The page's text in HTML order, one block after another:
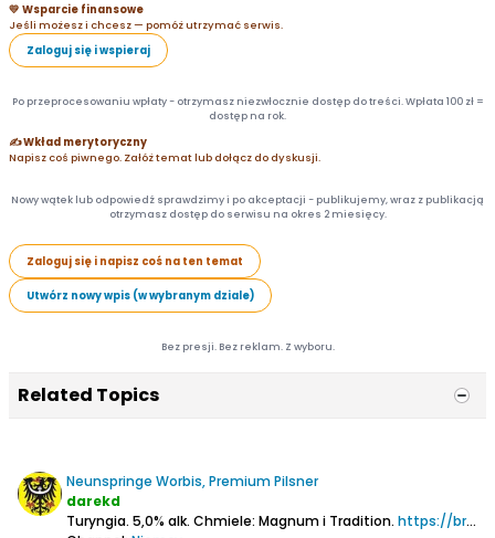
💛 Wsparcie finansowe
Jeśli możesz i chcesz — pomóż utrzymać serwis.
Zaloguj się i wspieraj
Po przeprocesowaniu wpłaty - otrzymasz niezwłocznie dostęp do treści. Wpłata 100 zł =
dostęp na rok.
✍️ Wkład merytoryczny
Napisz coś piwnego. Załóż temat lub dołącz do dyskusji.
Nowy wątek lub odpowiedź sprawdzimy i po akceptacji - publikujemy, wraz z publikacją
otrzymasz dostęp do serwisu na okres 2 miesięcy.
Zaloguj się i napisz coś na ten temat
Utwórz nowy wpis (w wybranym dziale)
Bez presji. Bez reklam. Z wyboru.
Related Topics
Neunspringe Worbis, Premium Pilsner
darekd
Turyngia. 5,0% alk. Chmiele: Magnum i Tradition. https://brauerei-neunspringe.de/bier/premium-pilsner/